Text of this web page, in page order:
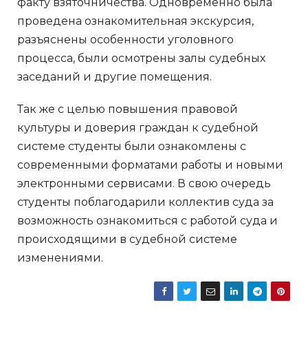
проведена ознакомительная экскурсия,
разъяснены особенности уголовного
процесса, были осмотрены залы судебных
заседаний и другие помещения.
Так же с целью повышения правовой
культуры и доверия граждан к судебной
системе студенты были ознакомлены с
современными форматами работы и новыми
электронными сервисами. В свою очередь
студенты поблагодарили коллектив суда за
возможность ознакомиться с работой суда и
происходящими в судебной системе
изменениями.